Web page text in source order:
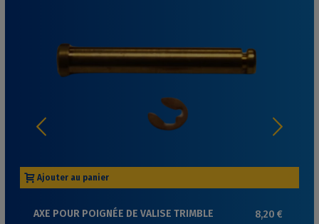
Ajouter au panier
AXE POUR POIGNÉE DE VALISE TRIMBLE 8,20 €